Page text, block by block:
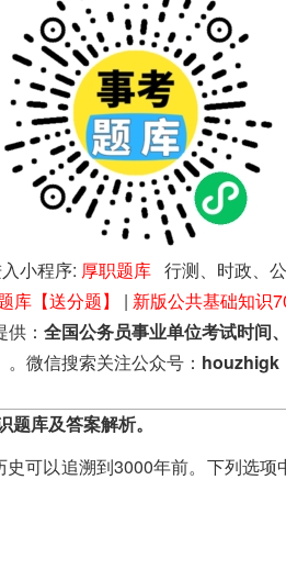
小程序: 厚职题库行测、时政、
库【送分题】 | 新版公共基础知识
供： 全国公务员事业单位考试时间
。微信搜索关注公众号： houzhigk
库及答案解析。
以追溯到3000年前。下列选项